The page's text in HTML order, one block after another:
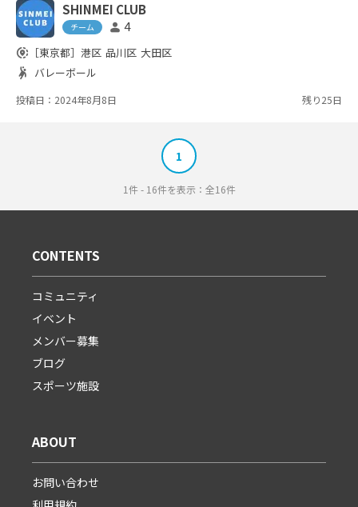
在メンバーが不足しており、バレー経験
者大募集中です（居住地、既婚・未婚不
問）20代～40代中心・気さくで優しいメ
ンバーばかりなので、安心してご参加く
トーです。ブランクがある方、久々に体
を動かしたい方も丁寧にフォローいたし
SHINMEI CLUB
チーム person 4
share_location ［東京都］ 港区 品川区 大田区
sports_handball バレーボール
投稿日：2024年8月8日 残り25日
1
1件 - 16件を表示：全16件
CONTENTS
コミュニティ
イベント
メンバー募集
ブログ
スポーツ施設
ABOUT
お問い合わせ